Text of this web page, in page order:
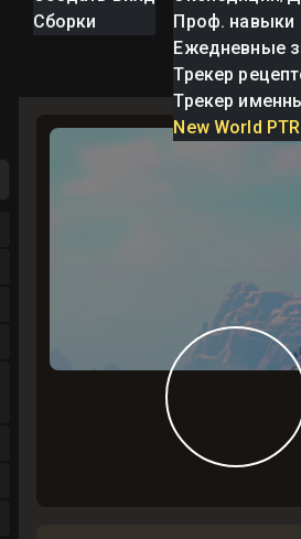
Сборки
Проф. навыки
Ежедневные
Трекер
Трекер
New World PTR